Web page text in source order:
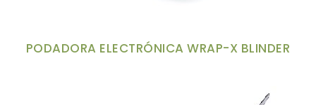
PODADORA ELECTRÓNICA WRAP-X BLINDER